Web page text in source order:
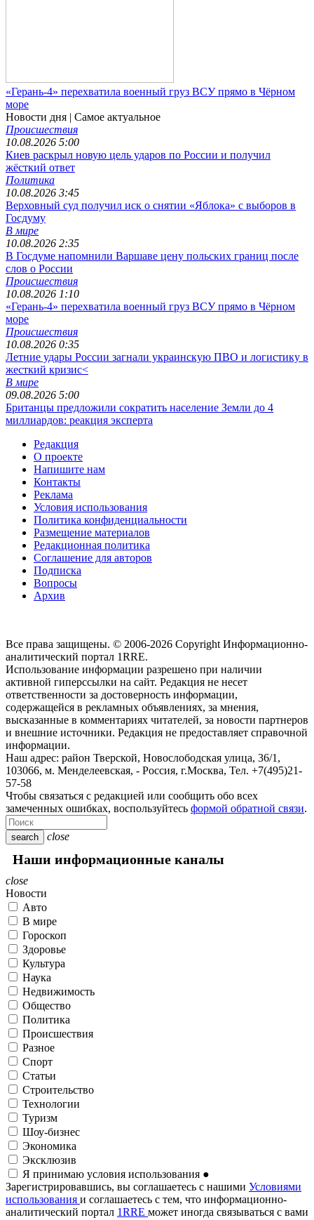
«Герань-4» перехватила военный груз ВСУ прямо в Чёрном
море
Новости дня | Самое актуальное
Происшествия
10.08.2026 5:00
Киев раскрыл новую цель ударов по России и получил
жёсткий ответ
Политика
10.08.2026 3:45
Верховный суд получил иск о снятии «Яблока» с выборов в
Госдуму
В мире
10.08.2026 2:35
В Госдуме напомнили Варшаве цену польских границ после
слов о России
Происшествия
10.08.2026 1:10
«Герань-4» перехватила военный груз ВСУ прямо в Чёрном
море
Происшествия
10.08.2026 0:35
Летние удары России загнали украинскую ПВО и логистику в
жесткий кризис<
В мире
09.08.2026 5:00
Британцы предложили сократить население Земли до 4
миллиардов: реакция эксперта
Редакция
О проекте
Напишите нам
Контакты
Реклама
Условия использования
Политика конфиденциальности
Размещение материалов
Редакционная политика
Соглашение для авторов
Подписка
Вопросы
Архив
Все права защищены. © 2006-2026 Copyright Информационно-
аналитический портал 1RRE.
Использование информации разрешено при наличии
активной гиперссылки на сайт. Редакция не несет
ответственности за достоверность информации,
содержащейся в рекламных объявлениях, за мнения,
высказанные в комментариях читателей, за новости партнеров
и внешние источники. Редакция не предоставляет справочной
информации.
Наш адрес: район Тверской, Новослободская улица, 36/1 ,
103066, м. Менделеевская, - Россия, г.Москва, Тел. +7(495)21-
57-58
Чтобы связаться с редакцией или сообщить обо всех
замеченных ошибках, воспользуйтесь формой обратной связи.
search close
Наши информационные каналы
close
Новости
Авто
В мире
Гороскоп
Здоровье
Культура
Наука
Недвижимость
Общество
Политика
Происшествия
Разное
Спорт
Статьи
Строительство
Технологии
Туризм
Шоу-бизнес
Экономика
Эксклюзив
Я принимаю условия использования ●
Зарегистрировавшись, вы соглашаетесь с нашими Условиями
использования и соглашаетесь с тем, что информационно-
аналитический портал 1RRE может иногда связываться с вами